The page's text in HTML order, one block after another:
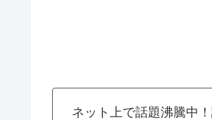
ネット上で話題沸騰中